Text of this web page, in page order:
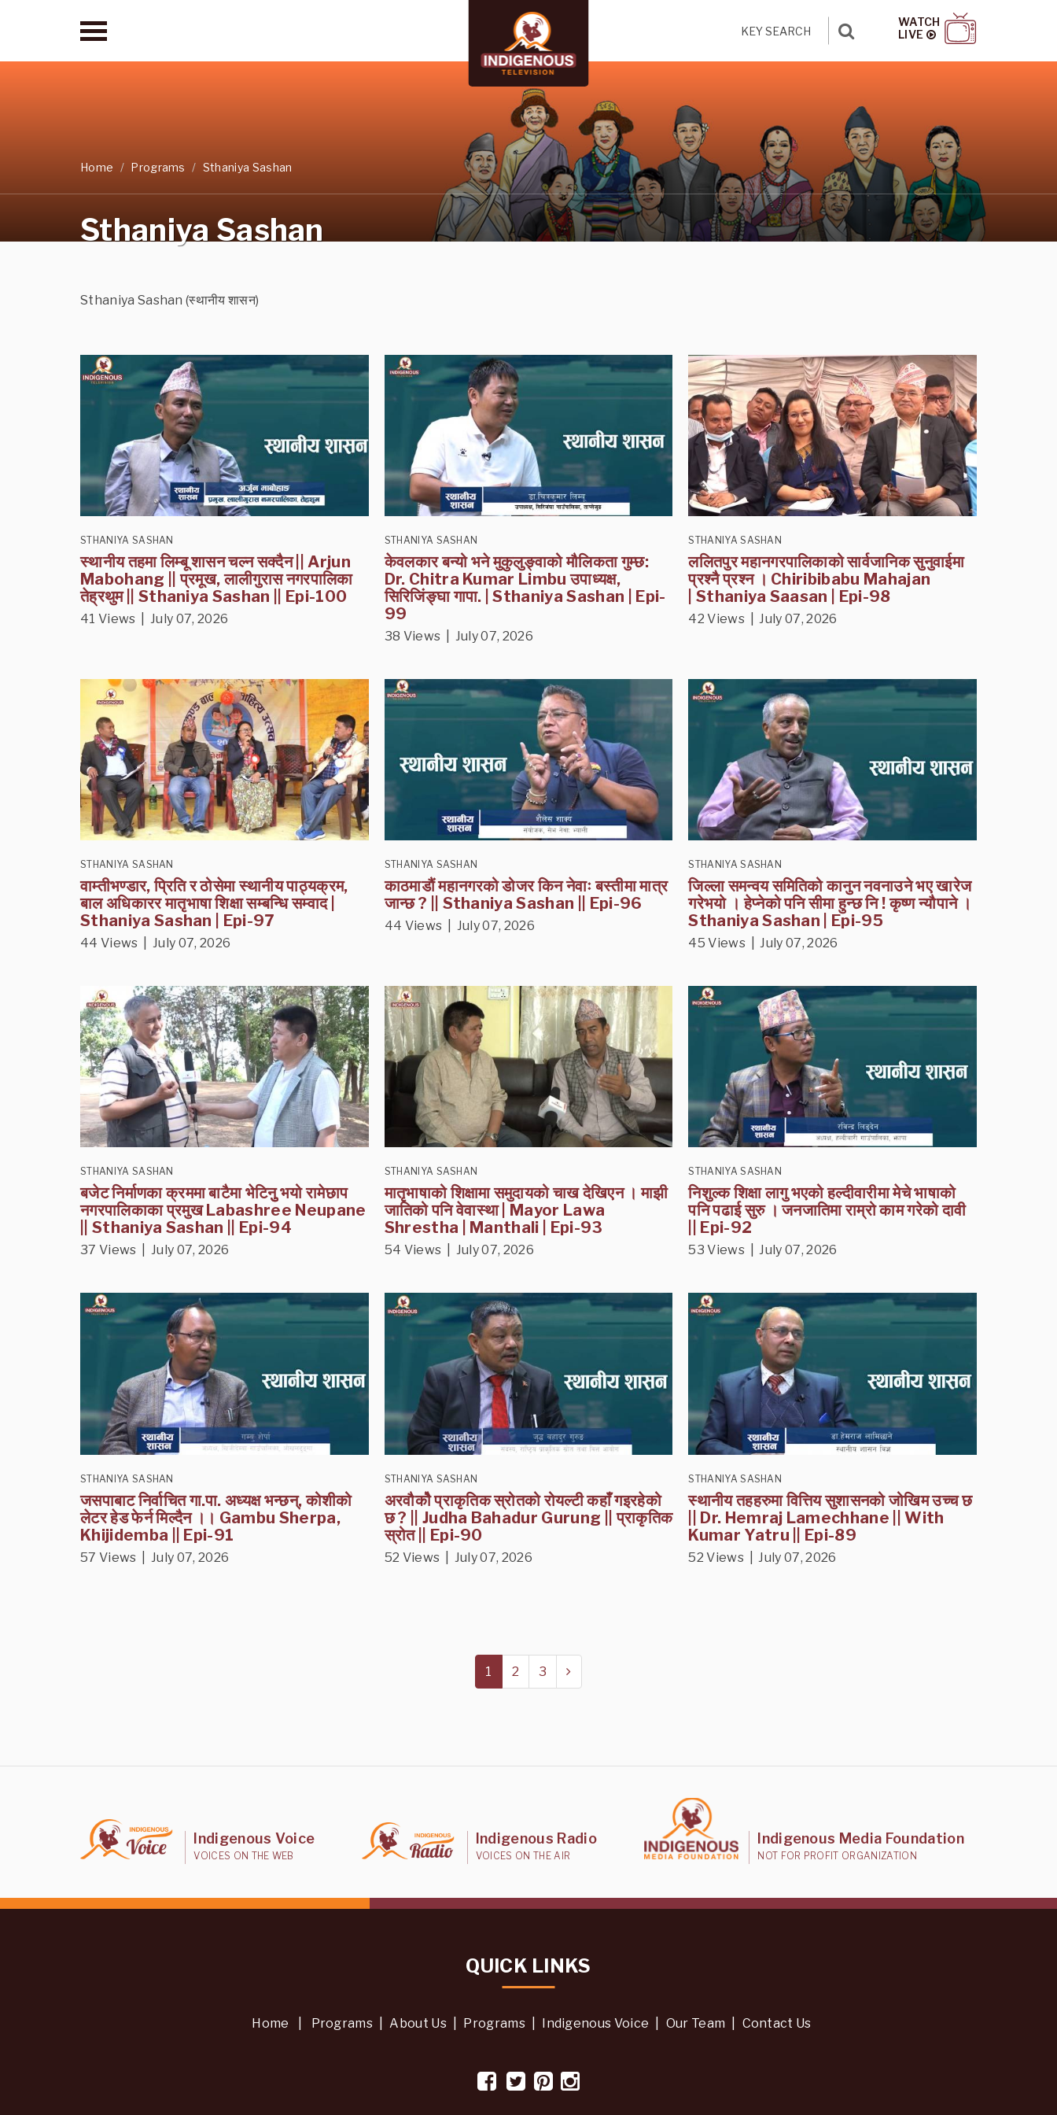
WATCH
LIVE
Home Programs Sthaniya Sashan
Sthaniya Sashan
Sthaniya Sashan (स्थानीय शासन)
STHANIYA SASHAN
स्थानीय तहमा लिम्बू शासन चल्न सक्दैन || Arjun
Mabohang || प्रमूख, लालीगुरास नगरपालिका
तेह्रथुम || Sthaniya Sashan || Epi-100
41 Views | July 07, 2026
STHANIYA SASHAN
केवलकार बन्यो भने मुकुलुङ्वाको मौलिकता गुम्छ:
Dr. Chitra Kumar Limbu उपाध्यक्ष,
सिरिजिंङ्घा गापा. | Sthaniya Sashan | Epi-
99
38 Views | July 07, 2026
STHANIYA SASHAN
ललितपुर महानगरपालिकाको सार्वजानिक सुनुवाईमा
प्रश्नै प्रश्न । Chiribibabu Mahajan
| Sthaniya Saasan | Epi-98
42 Views | July 07, 2026
STHANIYA SASHAN
वाम्तीभण्डार, प्रिति र ठोसेमा स्थानीय पाठ्यक्रम,
बाल अधिकारर मातृभाषा शिक्षा सम्बन्धि सम्वाद |
Sthaniya Sashan | Epi-97
44 Views | July 07, 2026
STHANIYA SASHAN
काठमाडौं महानगरको डोजर किन नेवाः बस्तीमा मात्र
जान्छ ? || Sthaniya Sashan || Epi-96
44 Views | July 07, 2026
STHANIYA SASHAN
जिल्ला समन्वय समितिको कानुन नवनाउने भए खारेज
गरेभयो । हेप्नेको पनि सीमा हुन्छ नि ! कृष्ण न्यौपाने ।
Sthaniya Sashan | Epi-95
45 Views | July 07, 2026
STHANIYA SASHAN
बजेट निर्माणका क्रममा बाटैमा भेटिनुु भयो रामेछाप
नगरपालिकाका प्रमुख Labashree Neupane
|| Sthaniya Sashan || Epi-94
37 Views | July 07, 2026
STHANIYA SASHAN
मातृभाषाको शिक्षामा समुदायको चाख देखिएन । माझी
जातिको पनि वेवास्था | Mayor Lawa
Shrestha | Manthali | Epi-93
54 Views | July 07, 2026
STHANIYA SASHAN
निशुल्क शिक्षा लागु भएको हल्दीवारीमा मेचे भाषाको
पनि पढाई सुरु । जनजातिमा राम्रो काम गरेको दावी
|| Epi-92
53 Views | July 07, 2026
STHANIYA SASHAN
जसपाबाट निर्वाचित गा.पा. अध्यक्ष भन्छन्, कोशीको
लेटर हेड फेर्न मिल्दैन ।। Gambu Sherpa,
Khijidemba || Epi-91
57 Views | July 07, 2026
STHANIYA SASHAN
अरवौकोै प्राकृतिक स्रोतको रोयल्टी कहाँ गइरहेको
छ ? || Judha Bahadur Gurung || प्राकृतिक
स्रोत || Epi-90
52 Views | July 07, 2026
STHANIYA SASHAN
स्थानीय तहहरुमा वित्तिय सुशासनको जोखिम उच्च छ
|| Dr. Hemraj Lamechhane || With
Kumar Yatru || Epi-89
52 Views | July 07, 2026
1 2 3
Indigenous Voice
VOICES ON THE WEB
Indigenous Radio
VOICES ON THE AIR
Indigenous Media Foundation
NOT FOR PROFIT ORGANIZATION
QUICK LINKS
Home Programs About Us Programs Indigenous Voice Our Team Contact Us